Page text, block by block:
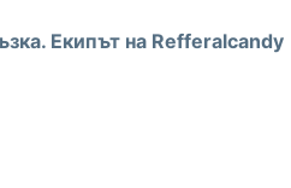
Екипът на Refferalcandy